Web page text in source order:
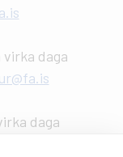
daga
daga